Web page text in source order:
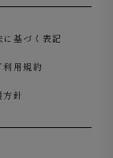
基づく表記
利用規約
方針